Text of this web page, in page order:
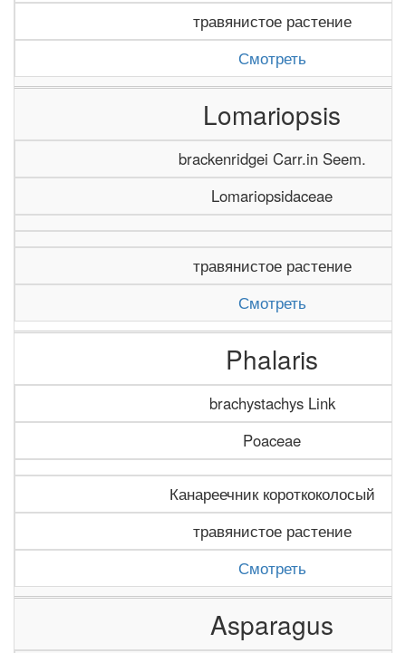
травянистое растение
Смотреть
Lomariopsis
brackenridgei Carr.in Seem.
Lomariopsidaceae
травянистое растение
Смотреть
Phalaris
brachystachys Link
Poaceae
Канареечник короткоколосый
травянистое растение
Смотреть
Asparagus